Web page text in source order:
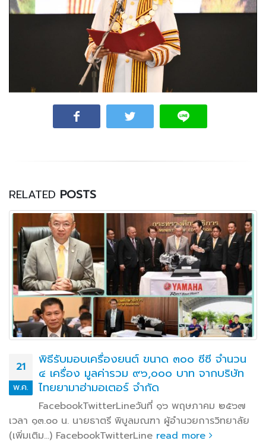
RELATED POSTS
21
พ.ค.
พิธีรับมอบเครื่องยนต์ ขนาด ๓๐๐ ซีซี จำนวน
๔ เครื่อง มูลค่ารวม ๙๖,๐๐๐ บาท จากบริษัท
ไทยยามาฮ่ามอเตอร์ จำกัด
FacebookTwitterLineวันที่ ๑๖ พฤษภาคม ๒๕๖๗
เวลา ๑๓.๐๐ น. นายธาตรี พิบูลมณฑา ผู้อำนวยการวิทยาลัย
(เพิ่มเติม…) FacebookTwitterLine read more